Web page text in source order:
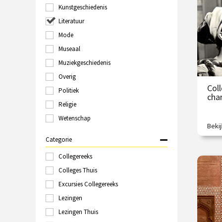
Groningen
Haarlem
Kampen
Kopenhagen
Leeuwarden
Leiden
Londen
Online
Polen
Rotterdam
Schiedam
Sittard
Tallinn
Kunstgeschiedenis
Literatuur
Mode
Museaal
Muziekgeschiedenis
Overig
Politiek
Religie
Wetenschap
Categorie
Collegereeks
Colleges Thuis
Excursies Collegereeks
Lezingen
Lezingen Thuis
Een